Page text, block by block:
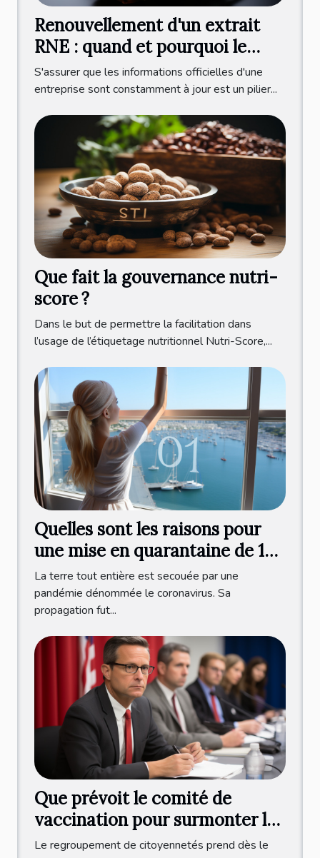
Renouvellement d'un extrait
RNE : quand et pourquoi le
faire ?
S'assurer que les informations officielles d'une
entreprise sont constamment à jour est un pilier...
Que fait la gouvernance nutri-
score ?
Dans le but de permettre la facilitation dans
l’usage de l’étiquetage nutritionnel Nutri-Score,...
Quelles sont les raisons pour
une mise en quarantaine de 10
jours après le test ?
La terre tout entière est secouée par une
pandémie dénommée le coronavirus. Sa
propagation fut...
Que prévoit le comité de
vaccination pour surmonter la
crise sanitaire ?
Le regroupement de citoyennetés prend dès le